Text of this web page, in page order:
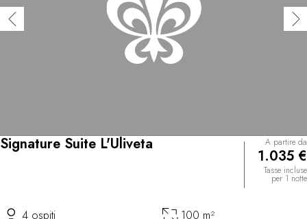
Signature Suite L'Uliveta A partire da
1.035 €
Tasse incluse
per 1 notte
4 ospiti 100 m²